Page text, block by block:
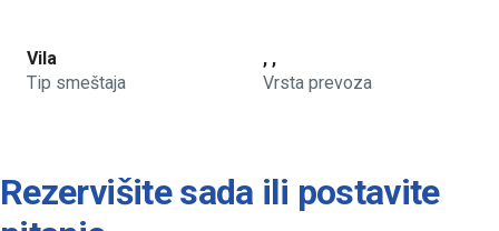
Vila
Tip smeštaja
, ,
Vrsta prevoza
Rezervišite sada ili postavite